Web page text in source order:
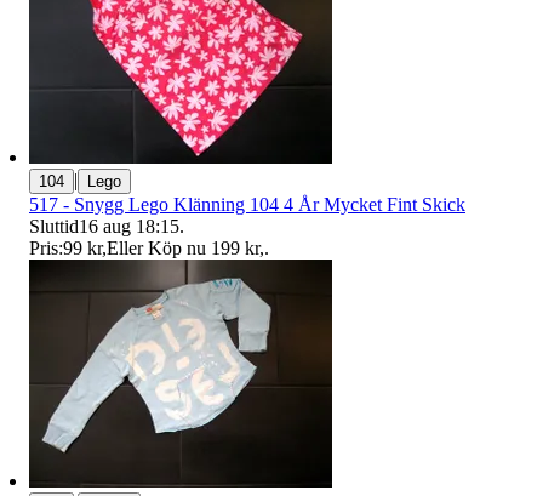
104 | Lego
517 - Snygg Lego Klänning 104 4 År Mycket Fint Skick
Sluttid16 aug 18:15.
Pris:99 kr,Eller Köp nu 199 kr,.